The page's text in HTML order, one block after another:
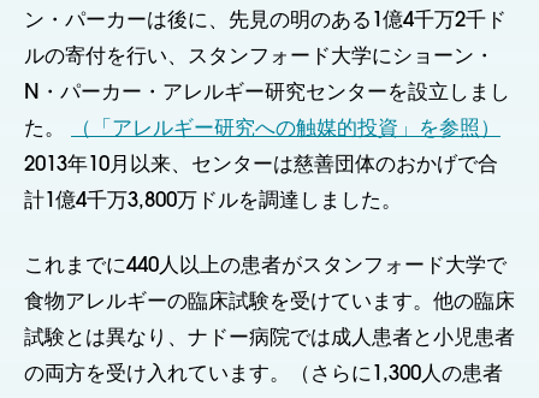
ン・パーカーは後に、先見の明のある1億4千万2千ド
ルの寄付を行い、スタンフォード大学にショーン・
N・パーカー・アレルギー研究センターを設立しまし
た。
（「アレルギー研究への触媒的投資」を参照）
2013年10月以来、センターは慈善団体のおかげで合
計1億4千万3,800万ドルを調達しました。
これまでに440人以上の患者がスタンフォード大学で
食物アレルギーの臨床試験を受けています。他の臨床
試験とは異なり、ナドー病院では成人患者と小児患者
の両方を受け入れています。（さらに1,300人の患者